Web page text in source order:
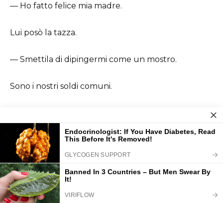
— Ho fatto felice mia madre.
Lui posò la tazza.
— Smettila di dipingermi come un mostro.
Sono i nostri soldi comuni.
— Come sarebbe, no?
— Non sono soldi comuni e non lo sono mai stati.